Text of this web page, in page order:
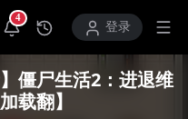
4
打开通知中心登录
僵尸生活2：进退维
载翻】